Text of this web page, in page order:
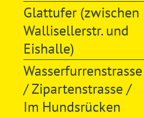
Glattufer (zwischen
Wallisellerstr. und
Eishalle)
Wasserfurrenstrasse
/ Zipartenstrasse /
Im Hundsrücken